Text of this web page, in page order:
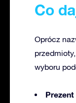
Co
Oprócz
wyboru
Prezent